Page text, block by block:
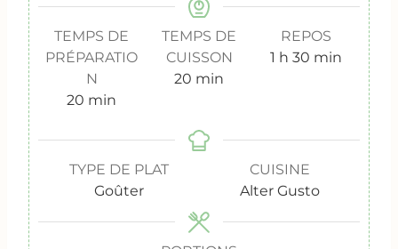
TEMPS DE
PRÉPARATIO
N
20 m
n
u
s
min
TEMPS DE
CUISSON
20 m
u
min
REPOS
1 h
e
h 30 m
t
s
min
TYPE DE PLAT
Goûter
CUISINE
Alter Gusto